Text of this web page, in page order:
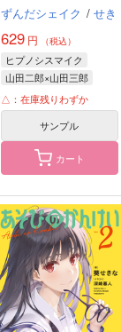
ずんだシェイク / せき
629 円 （税込）
ヒプノシスマイク
山田二郎×山田三郎
山田二郎
山田三郎
△：在庫残りわずか
サンプル
カート